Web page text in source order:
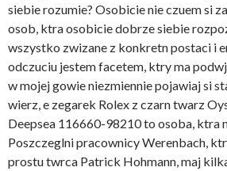
siebie rozumie? Osobicie nie czuem si
osob, ktra osobicie dobrze siebie
wszystko zwizane z konkretn postaci i
odczuciu jestem facetem, ktry ma
w mojej gowie niezmiennie pojawiaj si
wierz, e zegarek Rolex z czarn twarz
Deepsea 116660-98210 to osoba, ktra
Poszczeglni pracownicy Werenbach,
prostu twrca Patrick Hohmann, maj